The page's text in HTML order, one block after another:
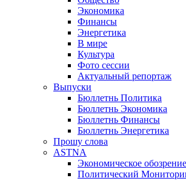
Экономика
Финансы
Энергетика
В мире
Культура
Фото сессии
Актуальный репортаж
Выпуски
Бюллетнь Политика
Бюллетнь Экономика
Бюллетнь Финансы
Бюллетнь Энергетика
Прошу слова
ASTNA
Экономическое обозрение
Политический